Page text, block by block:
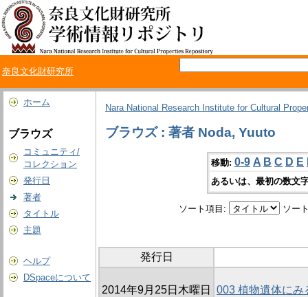
奈良文化財研究所
ホーム
ブラウズ
コミュニティ/
コレクション
発行日
著者
タイトル
主題
ヘルプ
DSpaceについて
Nara National Research Institute for Cultural
ブラウズ : 著者 Noda, Yuuto
移動: 0-9 A B C D E
あるいは、最初の数文
ソート項目: ソー
発行日
2014年9月25日木曜日 003 植物遺体にみ